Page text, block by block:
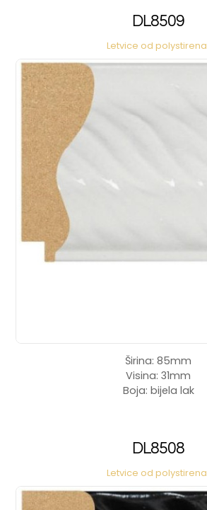
DL8509
Letvice od polystirena
Širina: 85mm
Visina: 31mm
Boja: bijela lak
DL8508
Letvice od polystirena